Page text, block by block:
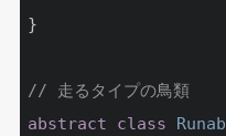
}
// 走るタイプの鳥類
abstract
class